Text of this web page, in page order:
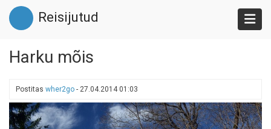
Liigu
edasi
põhisisu
Reisijutud
Harku mõis
Postitas wher2go - 27.04.2014 01:03